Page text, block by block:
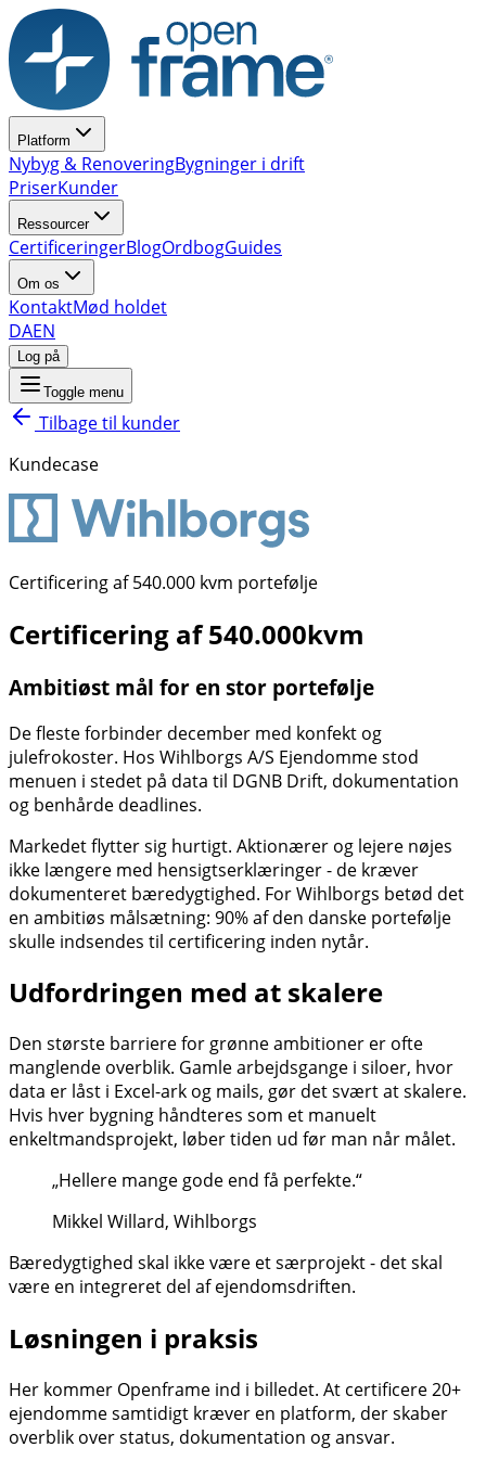
Platform
Nybyg & RenoveringBygninger i drift
PriserKunder
Ressourcer
CertificeringerBlogOrdbogGuides
Om os
KontaktMød holdet
DAEN
Log på
Toggle menu
Tilbage til kunder
Kundecase
Certificering af 540.000 kvm portefølje
Certificering af 540.000kvm
Ambitiøst mål for en stor portefølje
De fleste forbinder december med konfekt og
julefrokoster. Hos Wihlborgs A/S Ejendomme stod
menuen i stedet på data til DGNB Drift, dokumentation
og benhårde deadlines.
Markedet flytter sig hurtigt. Aktionærer og lejere nøjes
ikke længere med hensigtserklæringer - de kræver
dokumenteret bæredygtighed. For Wihlborgs betød det
en ambitiøs målsætning: 90% af den danske portefølje
skulle indsendes til certificering inden nytår.
Udfordringen med at skalere
Den største barriere for grønne ambitioner er ofte
manglende overblik. Gamle arbejdsgange i siloer, hvor
data er låst i Excel-ark og mails, gør det svært at skalere.
Hvis hver bygning håndteres som et manuelt
enkeltmandsprojekt, løber tiden ud før man når målet.
„Hellere mange gode end få perfekte.“
Mikkel Willard, Wihlborgs
Bæredygtighed skal ikke være et særprojekt - det skal
være en integreret del af ejendomsdriften.
Løsningen i praksis
Her kommer Openframe ind i billedet. At certificere 20+
ejendomme samtidigt kræver en platform, der skaber
overblik over status, dokumentation og ansvar.